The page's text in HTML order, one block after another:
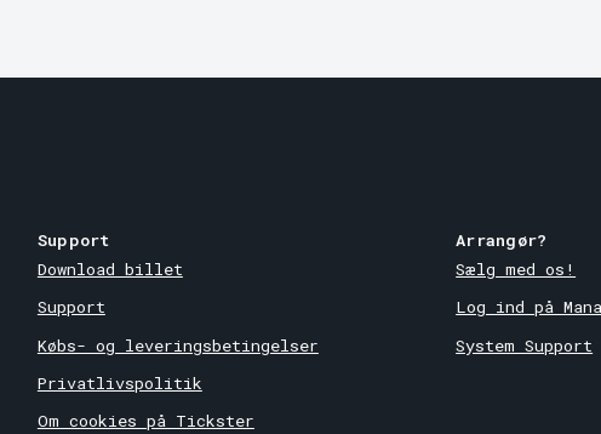
Support
Download billet
Support
Købs- og leveringsbetingelser
Privatlivspolitik
Om cookies på Tickster
Arrangør?
Sælg med os!
Log ind på
System Support